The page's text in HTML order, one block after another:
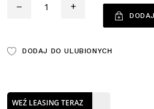
– +
DODAJ DO ULUBIONYCH
WEŹ LEASING TERAZ